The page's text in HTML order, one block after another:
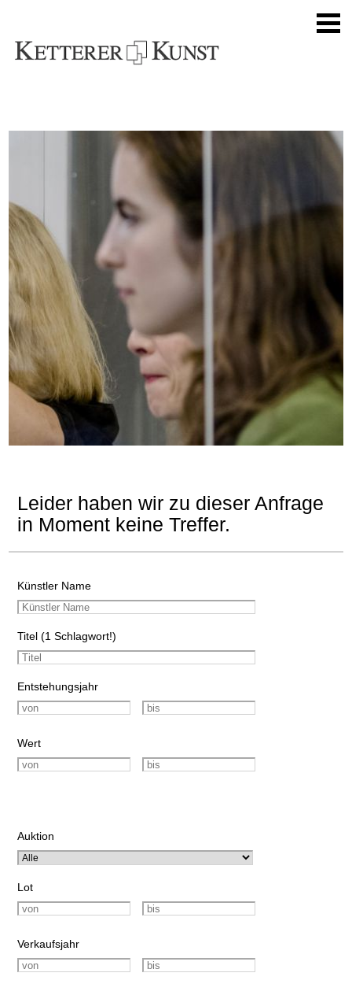
Leider haben wir zu dieser Anfrage
in Moment keine Treffer.
Künstler Name
Titel (1 Schlagwort!)
Entstehungsjahr
Wert
Auktion
Lot
Verkaufsjahr